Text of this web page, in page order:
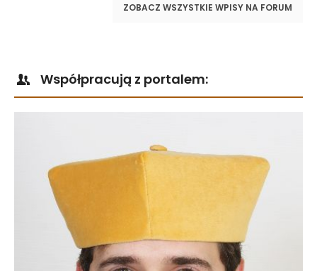
ZOBACZ WSZYSTKIE WPISY NA FORUM
Współpracują z portalem: